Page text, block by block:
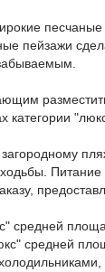
пейзажи
категории
Питание
средней
средней